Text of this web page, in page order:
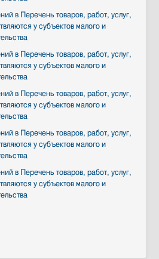
в Перечень товаров, работ, услуг,
у субъектов малого и
в Перечень товаров, работ, услуг,
у субъектов малого и
в Перечень товаров, работ, услуг,
у субъектов малого и
в Перечень товаров, работ, услуг,
у субъектов малого и
в Перечень товаров, работ, услуг,
у субъектов малого и